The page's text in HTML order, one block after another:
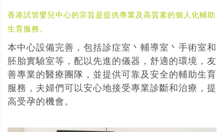
香港試管嬰兒中心的宗旨是提供專業及高質素的個人化輔助
生育服務。
本中心設備完善，包括診症室丶輔導室丶手術室和
胚胎實驗室等，配以先進的儀器，舒適的環境，友
善專業的醫療團隊，並提供可靠及安全的輔助生育
服務，夫婦們可以安心地接受專業診斷和治療，提
高受孕的機會。